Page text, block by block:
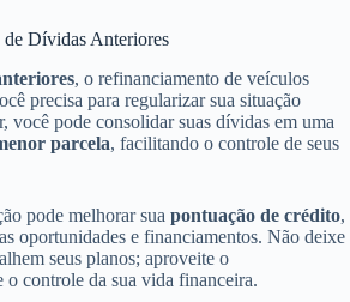
Dívidas Anteriores
, o refinanciamento de veículos
precisa para regularizar sua situação
você pode consolidar suas dívidas em uma
parcela, facilitando o controle de seus
pode melhorar sua pontuação de crédito,
oportunidades e financiamentos. Não deixe
seus planos; aproveite o
o controle da sua vida financeira.